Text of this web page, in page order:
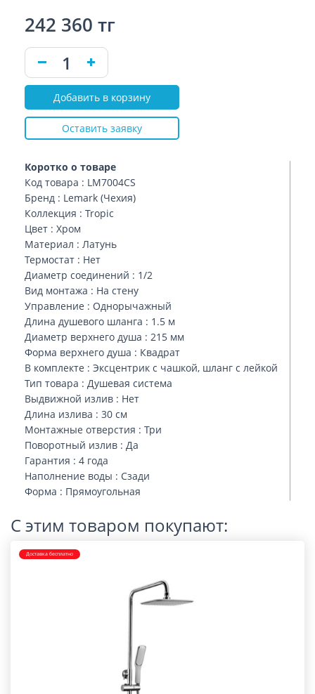
Коротко о товаре
Код товара : LM7004CS
Бренд : Lemark (Чехия)
Коллекция : Tropic
Цвет : Хром
Материал : Латунь
Термостат : Нет
Диаметр соединений : 1/2
Вид монтажа : На стену
Управление : Однорычажный
Длина душевого шланга : 1.5 м
Диаметр верхнего душа : 215 мм
Форма верхнего душа : Квадрат
В комплекте : Эксцентрик с чашкой, шланг с лейкой
Тип товара : Душевая система
Выдвижной излив : Нет
Длина излива : 30 см
Монтажные отверстия : Три
Поворотный излив : Да
Гарантия : 4 года
Наполнение воды : Сзади
Форма : Прямоугольная
242 360 тг
Добавить в корзину
Оставить заявку
С этим товаром покупают:
Доставка бесплатно